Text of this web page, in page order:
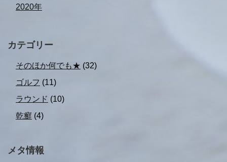
2020年
カテゴリー
そのほか何でも★ (32)
ゴルフ (11)
ラウンド (10)
乾癬 (4)
メタ情報